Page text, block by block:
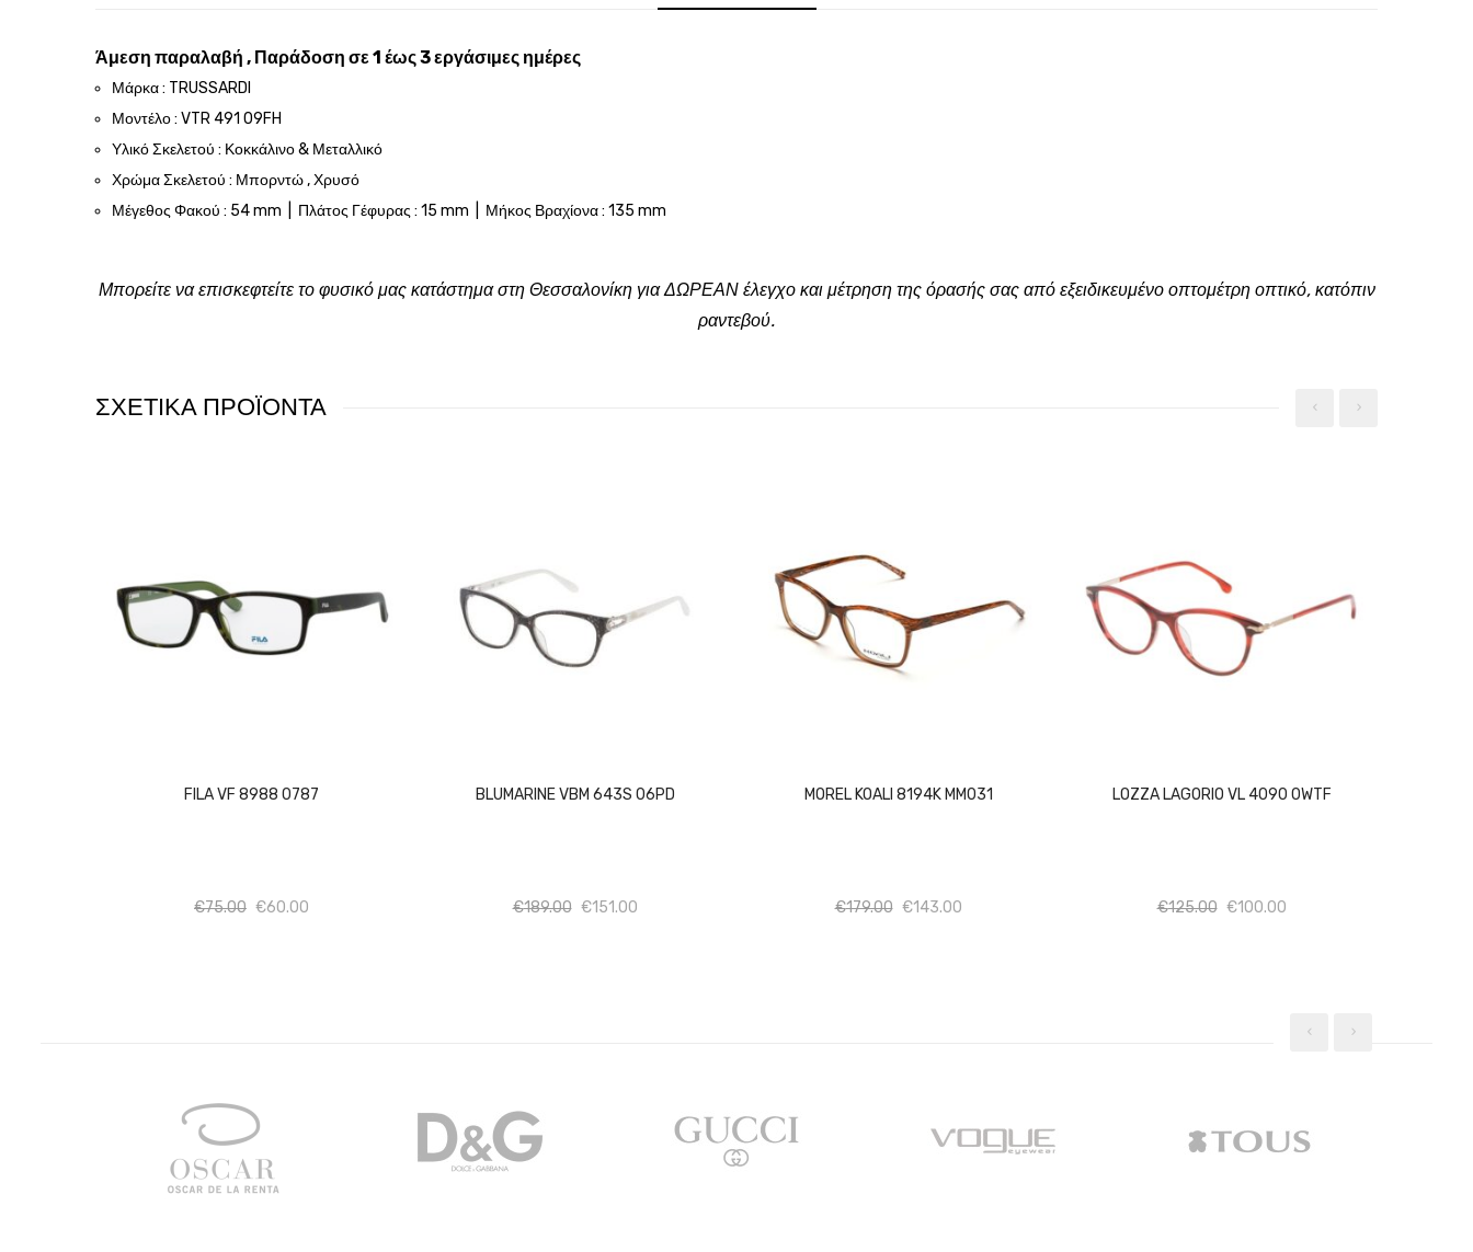
Άμεση παραλαβή , Παράδοση σε 1 έως 3 εργάσιμες ημέρες
Μάρκα : TRUSSARDI
Μοντέλο : VTR 491 09FH
Υλικό Σκελετού : Κοκκάλινο & Μεταλλικό
Χρώμα Σκελετού : Μπορντώ , Χρυσό
Μέγεθος Φακού : 54 mm | Πλάτος Γέφυρας : 15 mm | Μήκος Βραχίονα : 135 mm
Μπορείτε να επισκεφτείτε το φυσικό μας κατάστημα στη Θεσσαλονίκη για ΔΩΡΕΑΝ έλεγχο και μέτρηση της όρασής σας από εξειδικευμένο οπτομέτρη οπτικό, κατόπιν
ραντεβού.
ΣΧΕΤΙΚΑ ΠΡΟΪΟΝΤΑ
FILA VF 8988 0787
€75.00 Ποσότητα
€60.00
BLUMARINE VBM 643S 06PD
€189.00 Ποσότητα
€151.00Ποσότητα
MOREL KOALI 8194K MM031
€179.00 Ποσότητα
€143.00Ποσότητα
LOZZA LAGORIO VL 4090 0WTF
€125.00 Ποσότητα
€100.00Ποσότητα